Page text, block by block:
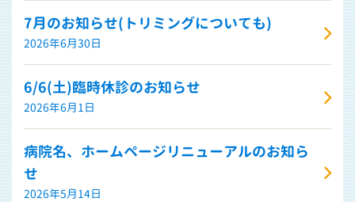
7月のお知らせ(トリミングについても)
2026年6月30日
6/6(土)臨時休診のお知らせ
2026年6月1日
病院名、ホームページリニューアルのお知ら
せ
2026年5月14日